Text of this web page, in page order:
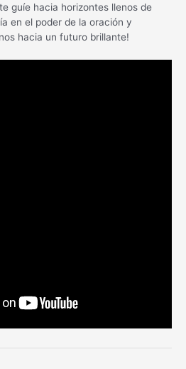
guíe hacia horizontes llenos de
en el poder de la oración y
hacia un futuro brillante!